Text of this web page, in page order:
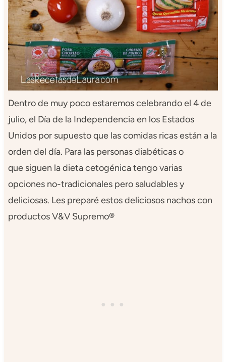
Dentro de muy poco estaremos celebrando el 4 de
julio, el Día de la Independencia en los Estados
Unidos por supuesto que las comidas ricas están a la
orden del día. Para las personas diabéticas o
que siguen la dieta cetogénica tengo varias
opciones no-tradicionales pero saludables y
deliciosas. Les preparé estos deliciosos nachos con
productos V&V Supremo®